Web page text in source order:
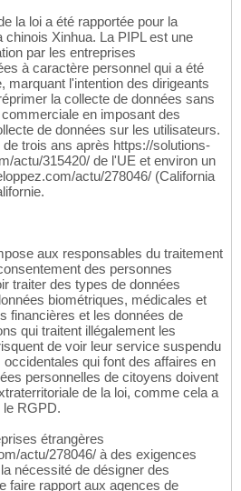
la loi a été rapportée pour la
chinois Xinhua. La PIPL est une
par les entreprises
à caractère personnel qui a été
marquant l'intention des dirigeants
la collecte de données sans
en imposant des
de données sur les utilisateurs.
trois ans après https://solutions-
actu/315420/ de l'UE et environ un
actu/278046/ (California
aux responsables du traitement
des personnes
traiter des types de données
biométriques, médicales et
financières et les données de
qui traitent illégalement les
de voir leur service suspendu
qui font des affaires en
personnelles de citoyens doivent
de la loi, comme cela a
RGPD.
étrangères
actu/278046/ à des exigences
nécessité de désigner des
faire rapport aux agences de